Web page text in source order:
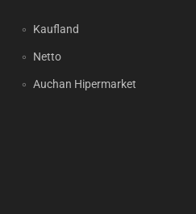
Kaufland
Netto
Auchan Hipermarket